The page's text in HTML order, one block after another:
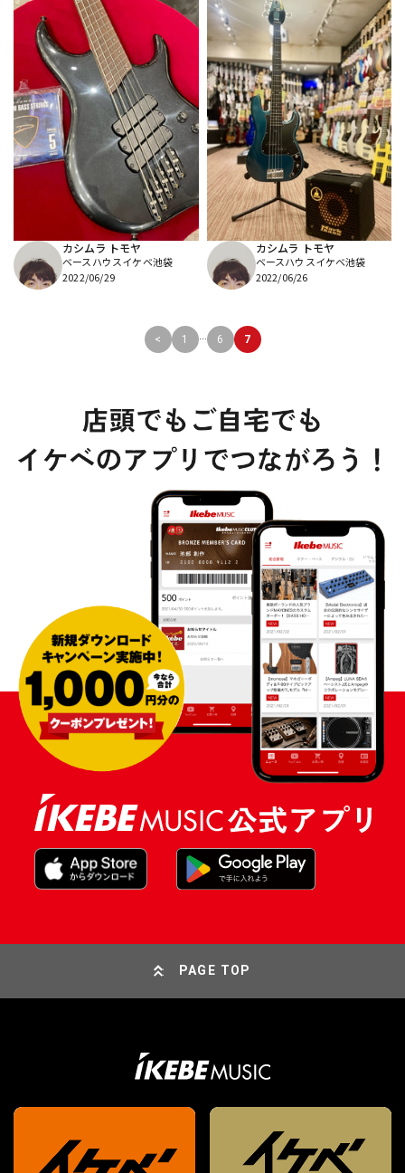
カシムラ トモヤ
ベースハウスイケベ池袋
2022/06/29
カシムラ トモヤ
ベースハウスイケベ池袋
2022/06/26
< 1 ... 6 7
PAGE TOP